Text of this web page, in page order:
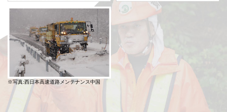
※写真:西日本高速道路メンテナンス中国